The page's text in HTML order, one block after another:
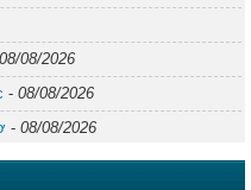
08/08/2026
- 08/08/2026
- 08/08/2026